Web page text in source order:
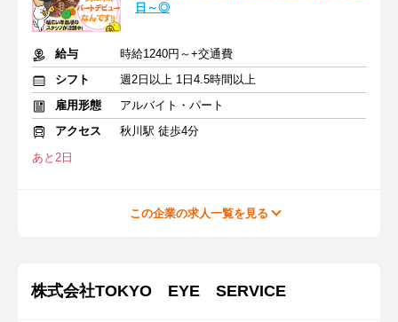
日～◎
給与
時給1240円～+交通費
シフト
週2日以上 1日4.5時間以上
雇用形態
アルバイト・パート
アクセス
秋川駅 徒歩4分
あと2日
この企業の求人一覧を見る
株式会社TOKYO EYE SERVICE